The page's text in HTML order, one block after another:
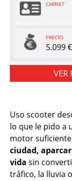
CARNET
PRECIO
5.099 €
VER
Uso scooter
lo que le pido a
motor
ciudad,
vida sin
tráfico, la lluvia